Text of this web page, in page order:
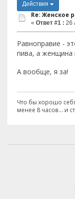
Действия
Re: Женское
« Ответ #1 : 26
Равноправие -
пива, а женщина
А вообще, я за!
Что бы хорошо
менее 8 часов... и